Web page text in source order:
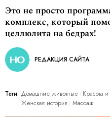
Это не просто
комплекс, который
целлюлита на бедрах!
РЕДАКЦИЯ САЙТА
Теги: Домашние животные Красота
Женская история
Массаж